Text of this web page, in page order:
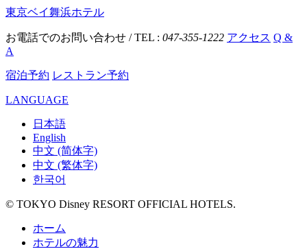
東京ベイ舞浜ホテル
お電話でのお問い合わせ / TEL : 047-355-1222 アクセス Q &
A
宿泊予約 レストラン予約
LANGUAGE
日本語
English
中文 (简体字)
中文 (繁体字)
한국어
© TOKYO Disney RESORT OFFICIAL HOTELS.
ホーム
ホテルの魅力